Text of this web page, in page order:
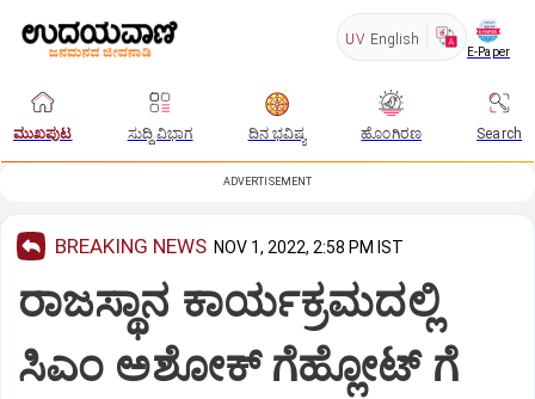
UV English
E-Paper
ಮುಖಪುಟ ಸುದ್ದಿ ವಿಭಾಗ ದಿನ ಭವಿಷ್ಯ ಹೊಂಗಿರಣ Search
ADVERTISEMENT
BREAKING NEWS NOV 1, 2022, 2:58 PM IST
ರಾಜಸ್ಥಾನ ಕಾರ್ಯಕ್ರಮದಲ್ಲಿ
ಸಿಎಂ ಅಶೋಕ್ ಗೆಹ್ಲೋಟ್ ಗೆ